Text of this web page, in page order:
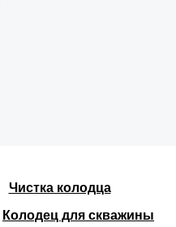
Чистка колодца
Колодец для скважины